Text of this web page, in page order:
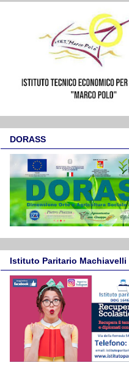
DORASS
Istituto Paritario Machiavelli